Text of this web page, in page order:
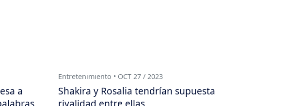
a
Entretenimiento • OCT 27 / 2023
Shakira y Rosalia tendrían supuesta
rivalidad entre ellas